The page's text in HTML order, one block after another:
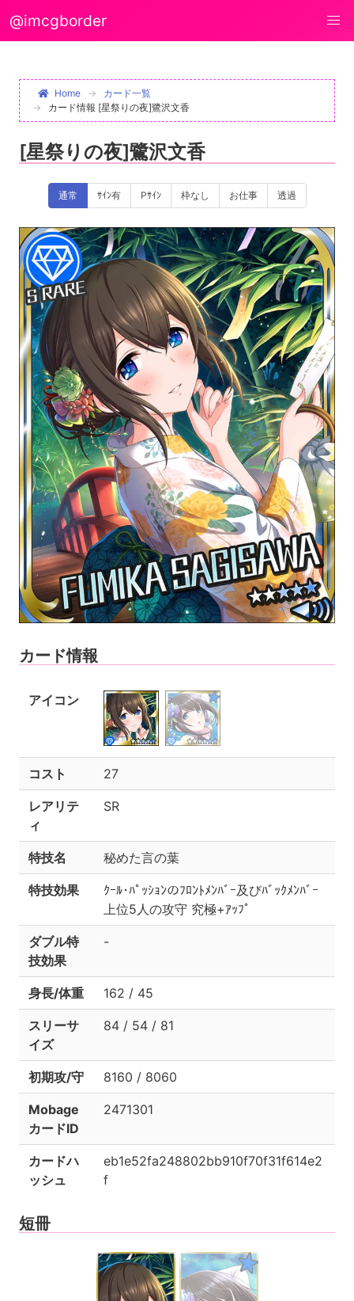
@imcgborder
Home
カード一覧
カード情報 [星祭りの夜]鷺沢文香
[星祭りの夜]鷺沢文香
通常 ｻｲﾝ有 Pｻｲﾝ 枠なし お仕事 透過
カード情報
アイコン
コスト 27
レアリテ
ィ
SR
特技名 秘めた言の葉
特技効果
ｸｰﾙ･ﾊﾟｯｼｮﾝのﾌﾛﾝﾄﾒﾝﾊﾞｰ及びﾊﾞｯｸﾒﾝﾊﾞｰ
上位5人の攻守 究極+ｱｯﾌﾟ
ダブル特
技効果
-
身長/体重 162 / 45
スリーサ
イズ
84 / 54 / 81
初期攻/守 8160 / 8060
Mobage
カードID
2471301
カードハ
ッシュ
eb1e52fa248802bb910f70f31f614e2
f
短冊